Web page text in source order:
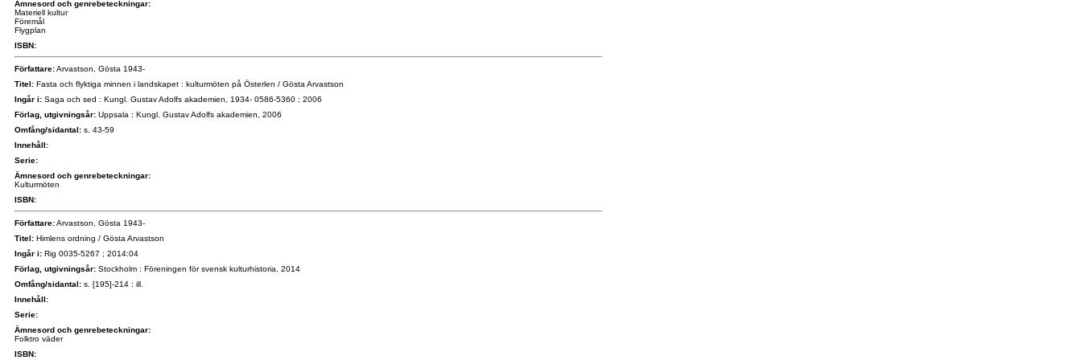
Ämnesord och genrebeteckningar:
Materiell kultur
Föremål
Flygplan
ISBN:
Författare:Arvastson, Gösta 1943-
Titel: Fasta och flyktiga minnen i landskapet : kulturmöten på Österlen / Gösta Arvastson
Ingår i: Saga och sed : Kungl. Gustav Adolfs akademien, 1934- 0586-5360 ; 2006
Förlag, utgivningsår: Uppsala : Kungl. Gustav Adolfs akademien, 2006
Omfång/sidantal: s. 43-59
Innehåll:
Serie:
Ämnesord och genrebeteckningar:
Kulturmöten
ISBN:
Författare:Arvastson, Gösta 1943-
Titel: Himlens ordning / Gösta Arvastson
Ingår i: Rig 0035-5267 ; 2014:04
Förlag, utgivningsår: Stockholm : Föreningen för svensk kulturhistoria, 2014
Omfång/sidantal: s. [195]-214 : ill.
Innehåll:
Serie:
Ämnesord och genrebeteckningar:
Folktro väder
ISBN: